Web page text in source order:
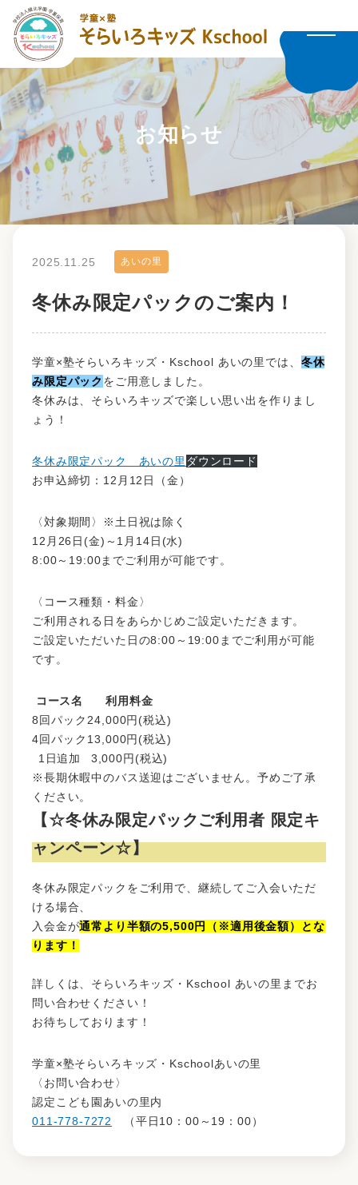
お知らせ
冬休み限定パックのご案内！
2025.11.25 あいの里
学童×塾そらいろキッズ・Kschool あいの里では、 冬休
み限定パック をご用意しました。
冬休みは、そらいろキッズで楽しい思い出を作りまし
ょう！
冬休み限定パック あいの里 ダウンロード
お申込締切：12月12日（金）
〈対象期間〉※土日祝は除く
12月26日(金)～1月14日(水)
8:00～19:00までご利用が可能です。
〈コース種類・料金〉
ご利用される日をあらかじめご設定いただきます。
ご設定いただいた日の8:00～19:00までご利用が可能
です。
コース名
利用料金
8回パック 24,000円(税込)
4回パック 13,000円(税込)
1日追加
3,000円(税込)
※長期休暇中のバス送迎はございません。予めご了承
ください。
【☆冬休み限定パックご利用者 限定キ
ャンペーン☆】
冬休み限定パックをご利用で、継続してご入会いただ
ける場合、
入会金が通常より半額の5,500円（※適用後金額）とな
ります！
詳しくは、そらいろキッズ・Kschool あいの里までお
問い合わせください！
お待ちしております！
学童×塾そらいろキッズ・Kschoolあいの里
〈お問い合わせ〉
認定こども園あいの里内
011-778-7272
（平日10：00～19：00）